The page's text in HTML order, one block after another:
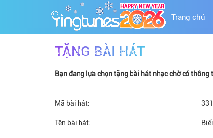
Trang chủ
Nhạc chờ Doanh nghiệp
TẶNG BÀI HÁT
Bạn đang lựa chọn tặng bài hát nhạc chờ có thông
Mã bài hát:
Tên bài hát: